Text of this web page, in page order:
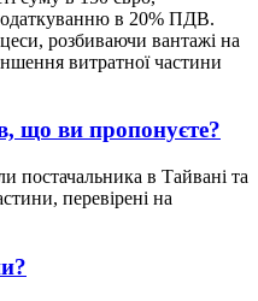
в 20% ПДВ.
розбиваючи вантажі на
витратної частини
що ви пропонуєте?
в Тайвані та
перевірені на